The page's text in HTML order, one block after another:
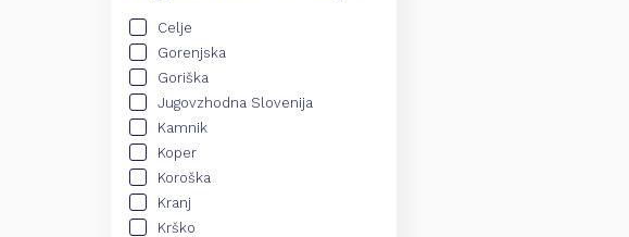
Celje
Gorenjska
Goriška
Jugovzhodna Slovenija
Kamnik
Koper
Koroška
Kranj
Krško